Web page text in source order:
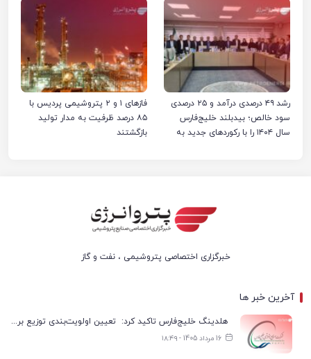
رشد ۴۹ درصدی درآمد و ۲۵ درصدی
سود خالص؛ بیدبلند خلیج‌فارس
سال ۱۴۰۴ را با رکوردهای جدید به
فازهای ۱ و ۲ پتروشیمی پردیس با
۸۵ درصد ظرفیت به مدار تولید
بازگشتند
خبرگزاری اختصاصی پتروشیمی ، نفت و گاز
آخرین خبر ها
هلدینگ خلیج‌فارس تاکید کرد: تعیین اولویت‌بندی توزیع برق پتروشیمی‌ها، صرفا با شرکت ملی صنایع پتروشیمی ایران است
16 مرداد 1405 - ۱۸:۴۹